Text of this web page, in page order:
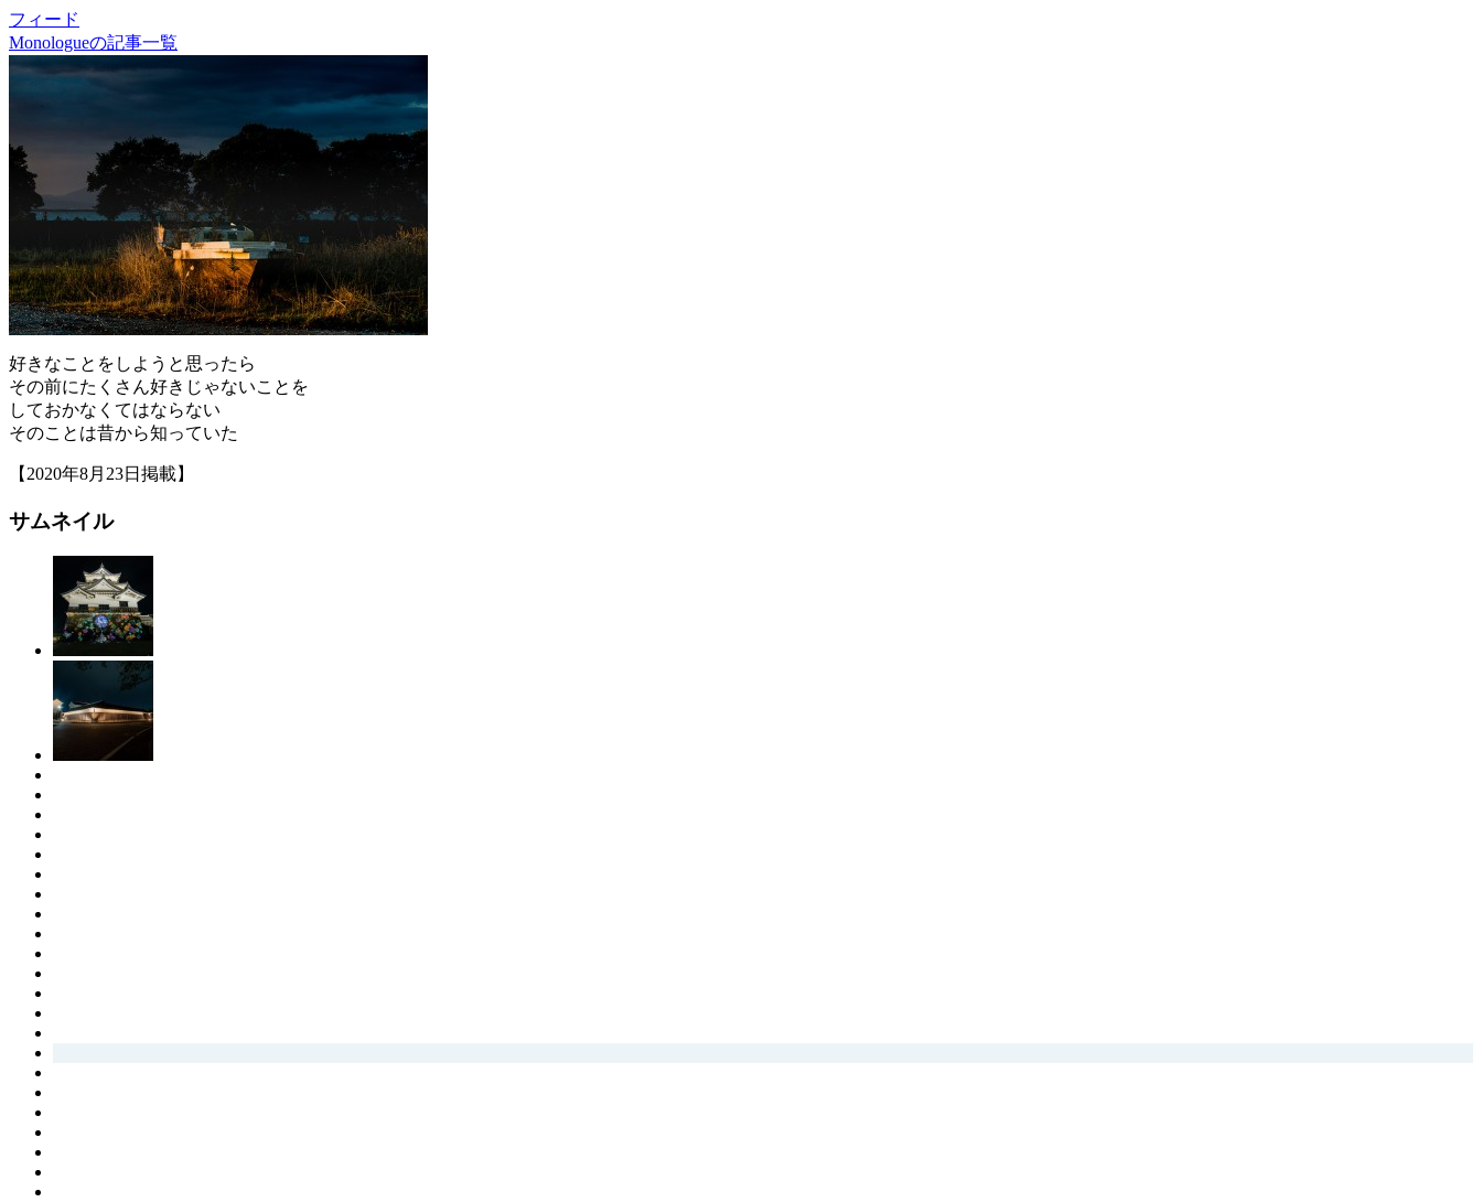
フィード
Monologueの記事一覧
好きなことをしようと思ったら
その前にたくさん好きじゃないことを
しておかなくてはならない
そのことは昔から知っていた
【2020年8月23日掲載】
サムネイル